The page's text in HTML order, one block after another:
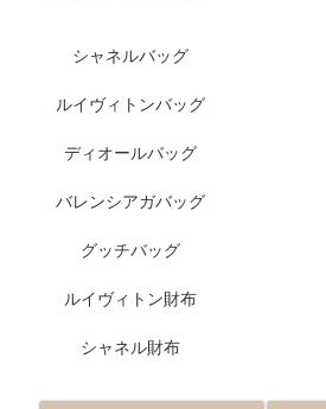
シャネルバッグ
ルイヴィトンバッグ
ディオールバッグ
バレンシアガバッグ
グッチバッグ
ルイヴィトン財布
シャネル財布